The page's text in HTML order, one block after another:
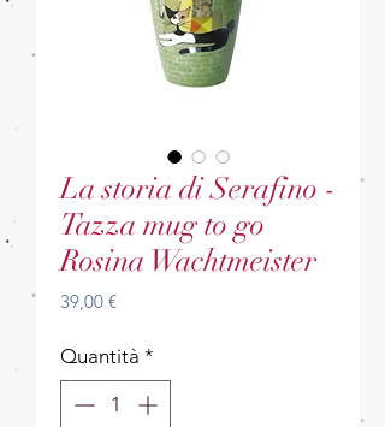
La storia di Serafino -
Tazza mug to go
Rosina Wachtmeister
39,00 €Prezzo
Quantità *